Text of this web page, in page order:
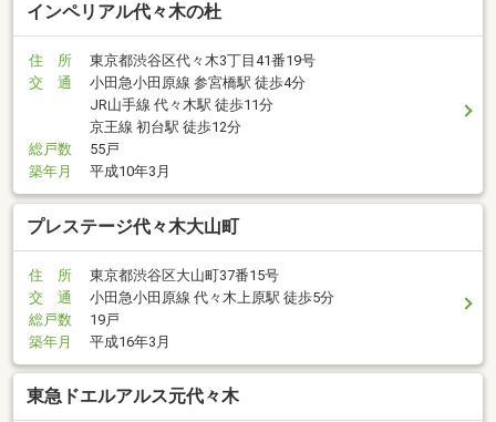
インペリアル代々木の杜
住 所
東京都渋谷区代々木3丁目41番19号
交 通
小田急小田原線 参宮橋駅 徒歩4分
JR山手線 代々木駅 徒歩11分
京王線 初台駅 徒歩12分
総戸数
55戸
築年月
平成10年3月
プレステージ代々木大山町
住 所
東京都渋谷区大山町37番15号
交 通
小田急小田原線 代々木上原駅 徒歩5分
総戸数
19戸
築年月
平成16年3月
東急ドエルアルス元代々木